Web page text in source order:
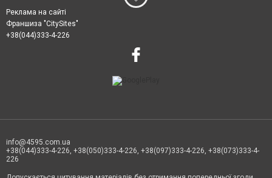
Реклама на сайті
Франшиза "CitySites"
+38(044)333-4-226
info@4595.com.ua
+38(044)333-4-226, +38(050)333-4-226, +38(097)333-4-226, +38(073)333-4-
226